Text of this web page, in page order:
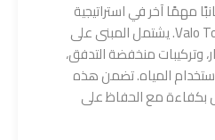
مهمًا آخر في استراتيجية
الاستدامة الخاصة بـ Valo Tower. يشتمل المبنى على
وتركيبات منخفضة التدفق،
المياه. تضمن هذه
بكفاءة مع الحفاظ على